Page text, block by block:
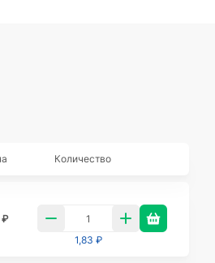
Количество
₽
1,83 ₽